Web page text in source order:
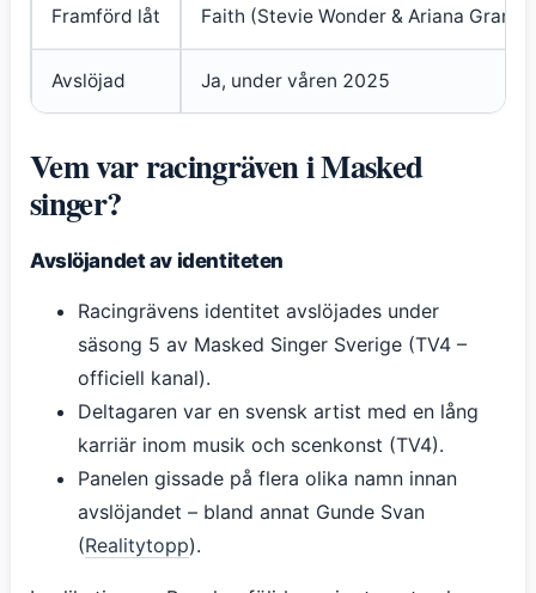
Framförd låt Faith (Stevie Wonder & Ariana
Avslöjad Ja, under våren 2025
Vem var racingräven i Masked
singer?
Avslöjandet av identiteten
Racingrävens identitet avslöjades under
säsong 5 av Masked Singer Sverige (TV4 –
officiell kanal).
Deltagaren var en svensk artist med en lång
karriär inom musik och scenkonst (TV4).
Panelen gissade på flera olika namn innan
avslöjandet – bland annat Gunde Svan
(Realitytopp).